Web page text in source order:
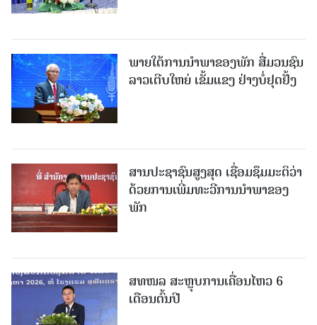
ພາຍໃຕ້ການນໍາພາຂອງພັກ ສື່ມວນຊົນ
ລາວເຕີບໃຫຍ່ ເຂັ້ມແຂງ ຢ່າງບໍ່ຢຸດຢັ້ງ
ສານປະຊາຊົນສູງສຸດ ເຊື່ອມຊຶມມະຕິວ່າ
ດ້ວຍການເພີ່ມທະວີການນຳພາຂອງ
ພັກ
ສທໜລ ສະຫຼຸບການເຄື່ອນໄຫວ 6
ເດືອນຕົ້ນປີ